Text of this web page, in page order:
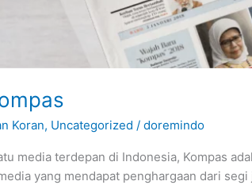
Koran, Uncategorized /doremindo
media terdepan di Indonesia, Kompas
yang mendapat penghargaan dari